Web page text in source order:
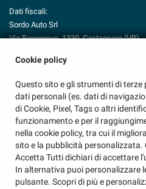
Dati fiscali:
Sordo Auto Srl
Via Borgonovo, 1330, Castagnaro (VR)
Registro delle imprese:
Cookie policy
Questo sito e gli strumenti di
dati personali (es. dati di
di Cookie, Pixel, Tags o altri
funzionamento e per il
nella cookie policy, tra cui il
sito e la pubblicità personalizzata.
Accetta Tutti dichiari di accettare
In alternativa puoi personalizzare
pulsante. Scopri di più e